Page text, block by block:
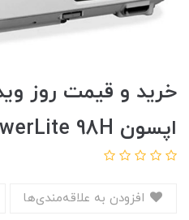
خرید و قیمت روز
اپسون Epson PowerLite 98H